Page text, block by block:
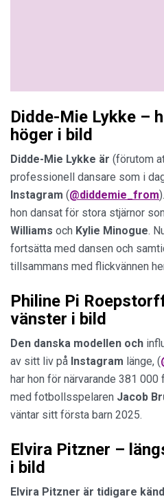
Didde-Mie Lykke –
höger i bild
Didde-Mie Lykke är (förutom
professionell dansare som i
Instagram (@diddemie_from
hon dansat för stora stjärnor
Williams och Kylie Minogue.
fortsätta med dansen och
tillsammans med flickvännen
Philine Pi
vänster i bild
Den danska modellen och
av sitt liv på Instagram länge, (
har hon för närvarande 381
med fotbollsspelaren Jacob
väntar sitt första barn 2025.
Elvira Pitzner –
i bild
Elvira Pitzner är tidigare känd